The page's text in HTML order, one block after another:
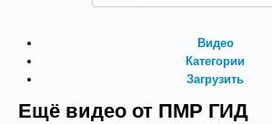
Видео
Категории
Загрузить
Ещё видео от ПМР ГИД